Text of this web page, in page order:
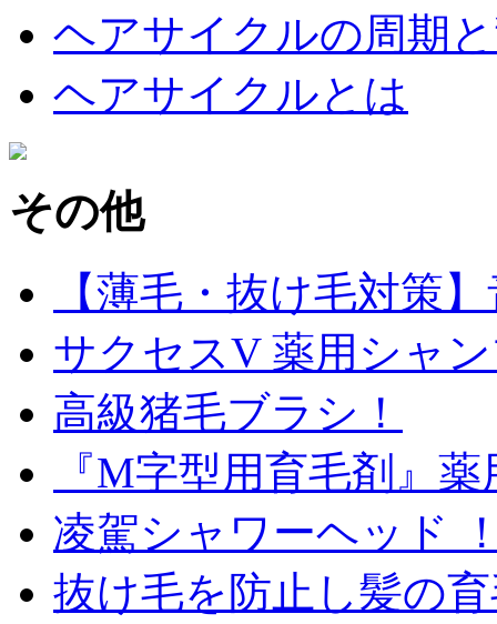
ヘアサイクルの周期
ヘアサイクルとは
その他
【薄毛・抜け毛対策
サクセスV 薬用シャ
高級猪毛ブラシ！
『M字型用育毛剤』
凌駕シャワーヘッド
抜け毛を防止し髪の